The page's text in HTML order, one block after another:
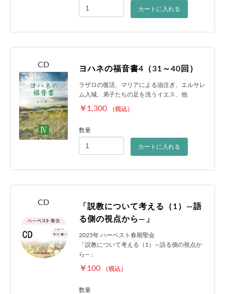
カートに入れる
CD ヨハネの福音書4（31～40回）
ラザロの復活、マリアによる油注ぎ、エルサレ
ム入城、弟子たちの足を洗うイエス、他
￥1,300 （税込）
数量
カートに入れる
CD
「説教について考える（1）―語
る側の視点から―」
2025年 ハーベスト春期聖会
「説教について考える（1）―語る側の視点か
ら―」
￥100 （税込）
数量